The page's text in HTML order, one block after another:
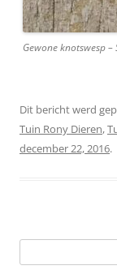
Gewone knotswesp
Dit bericht werd
Tuin Rony Dieren,
december 22, 2016.